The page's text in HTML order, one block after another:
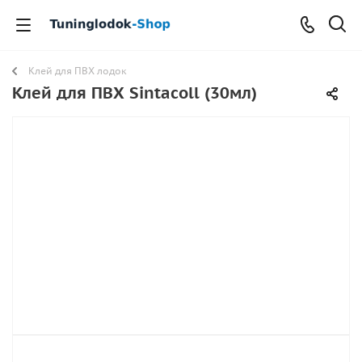
Клей для ПВХ лодок
Клей для ПВХ Sintacoll (30мл)